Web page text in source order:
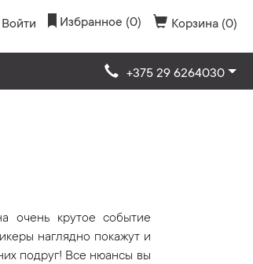
Войти Избранное (0) Корзина (0)
+375 29 6264030
очень крутое событие
наглядно покажут и
подруг! Все нюансы вы